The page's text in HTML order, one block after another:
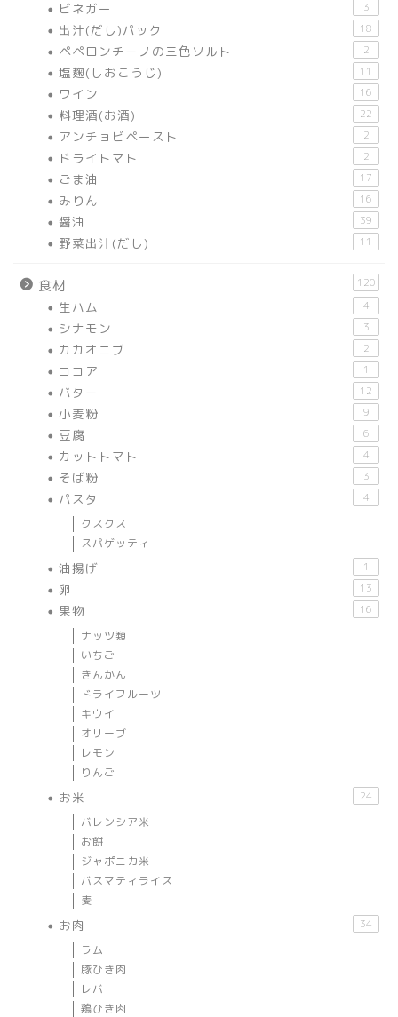
ビネガー 3
出汁(だし)パック 18
ペペロンチーノの三色ソルト 2
塩麹(しおこうじ) 11
ワイン 16
料理酒(お酒) 22
アンチョビペースト 2
ドライトマト 2
ごま油 17
みりん 16
醤油 39
野菜出汁(だし) 11
食材 120
生ハム 4
シナモン 3
カカオニブ 2
ココア 1
バター 12
小麦粉 9
豆腐 6
カットトマト 4
そば粉 3
パスタ 4
クスクス
スパゲッティ
油揚げ 1
卵 13
果物 16
ナッツ類
いちご
きんかん
ドライフルーツ
キウイ
オリーブ
レモン
りんご
お米 24
バレンシア米
お餅
ジャポニカ米
バスマティライス
麦
お肉 34
ラム
豚ひき肉
レバー
鶏ひき肉